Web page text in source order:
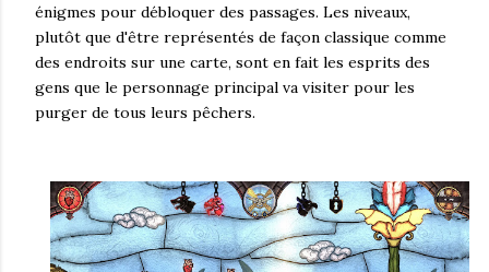
énigmes pour débloquer des passages. Les niveaux,
plutôt que d'être représentés de façon classique comme
des endroits sur une carte, sont en fait les esprits des
gens que le personnage principal va visiter pour les
purger de tous leurs pêchers.